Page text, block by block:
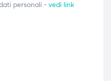
personali - vedi link